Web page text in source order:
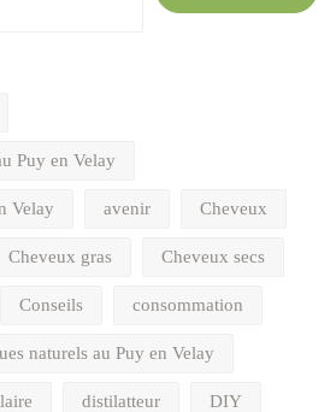
Puy en Velay
Velay avenir Cheveux
Cheveux gras Cheveux secs
Conseils consommation
naturels au Puy en Velay
distilatteur DIY